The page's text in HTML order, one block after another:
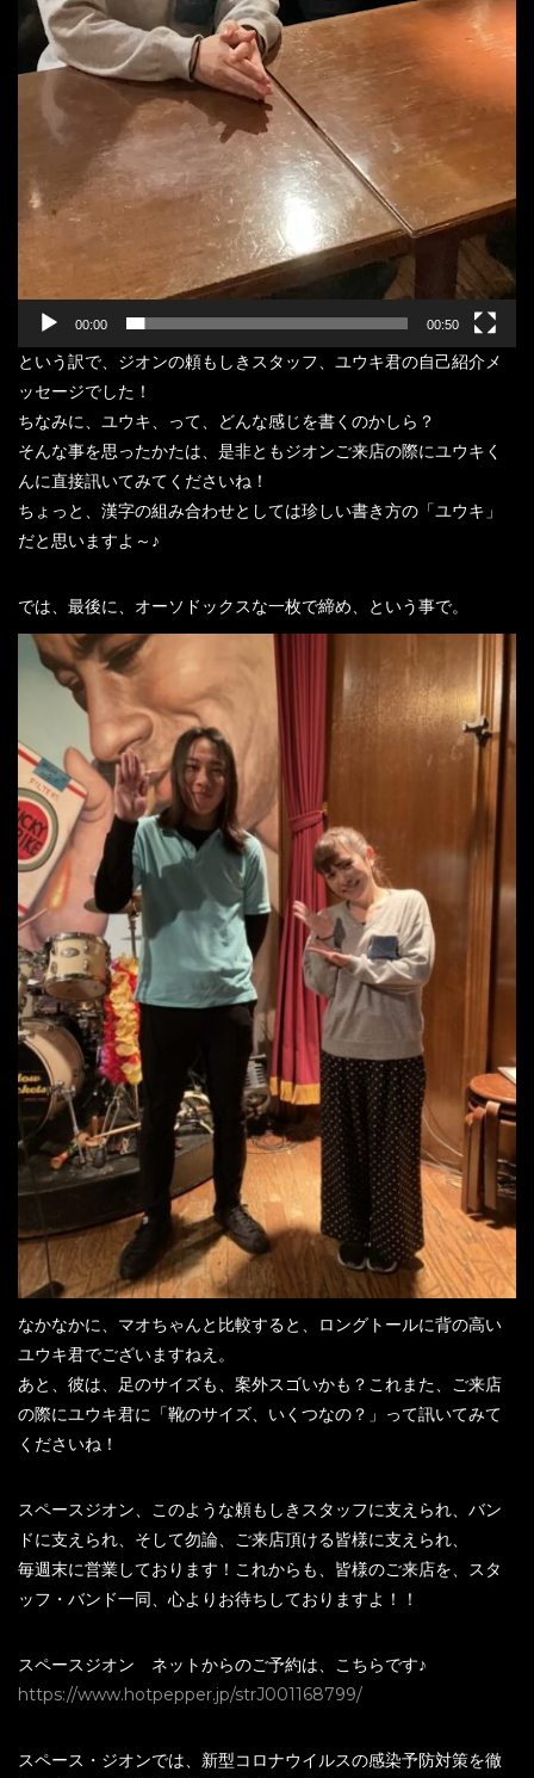
00:00 00:50
という訳で、ジオンの頼もしきスタッフ、ユウキ君の自己紹介メ
ッセージでした！
ちなみに、ユウキ、って、どんな感じを書くのかしら？
そんな事を思ったかたは、是非ともジオンご来店の際にユウキく
んに直接訊いてみてくださいね！
ちょっと、漢字の組み合わせとしては珍しい書き方の「ユウキ」
だと思いますよ～♪
では、最後に、オーソドックスな一枚で締め、という事で。
なかなかに、マオちゃんと比較すると、ロングトールに背の高い
ユウキ君でございますねえ。
あと、彼は、足のサイズも、案外スゴいかも？これまた、ご来店
の際にユウキ君に「靴のサイズ、いくつなの？」って訊いてみて
くださいね！
スペースジオン、このような頼もしきスタッフに支えられ、バン
ドに支えられ、そして勿論、ご来店頂ける皆様に支えられ、
毎週末に営業しております！これからも、皆様のご来店を、スタ
ッフ・バンド一同、心よりお待ちしておりますよ！！
スペースジオン ネットからのご予約は、こちらです♪
https://www.hotpepper.jp/strJ001168799/
スペース・ジオンでは、新型コロナウイルスの感染予防対策を徹